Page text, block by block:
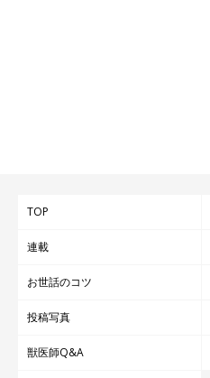
TOP
連載
お世話のコツ
投稿写真
獣医師Q&A